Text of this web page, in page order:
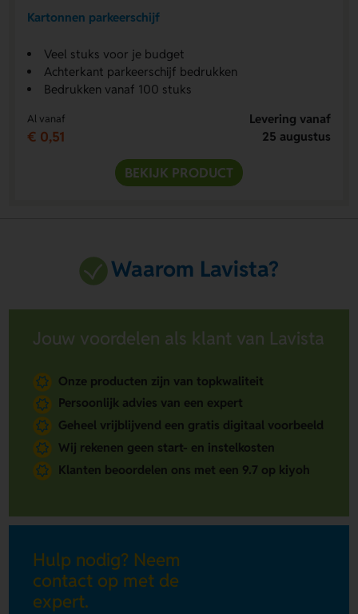
Kartonnen parkeerschijf
Veel stuks voor je budget
Achterkant parkeerschijf bedrukken
Bedrukken vanaf 100 stuks
Al vanaf
€ 0,51
Levering vanaf
25 augustus
BEKIJK PRODUCT
Waarom Lavista?
Jouw voordelen als klant van Lavista
Onze producten zijn van topkwaliteit
Persoonlijk advies van een expert
Geheel vrijblijvend een gratis digitaal voorbeeld
Wij rekenen geen start- en instelkosten
Klanten beoordelen ons met een 9.7 op kiyoh
Hulp nodig? Neem
contact op met de
expert.